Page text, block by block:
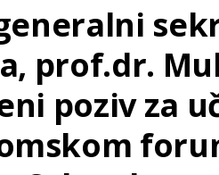
generalni
prof.dr.
poziv za